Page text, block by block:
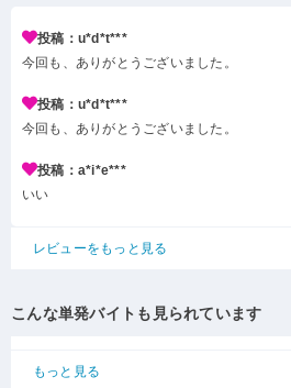
投稿：u*d*t***
今回も、ありがとうございました。
投稿：u*d*t***
今回も、ありがとうございました。
投稿：a*i*e***
いい
レビューをもっと見る
こんな単発バイトも見られています
もっと見る